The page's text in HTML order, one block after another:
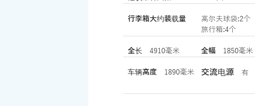
行李箱大约装载量
全长 4910毫米
车辆高度 1890毫米
高尔夫球袋:2个
旅行箱:4个
全幅 1850毫米
交流电源 有